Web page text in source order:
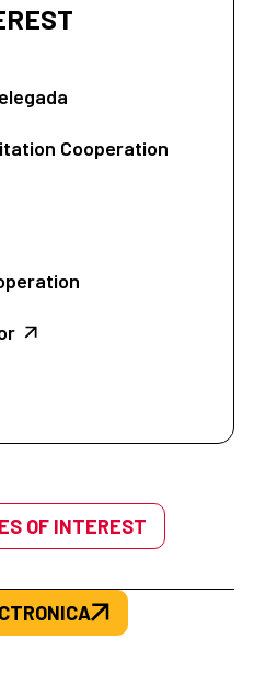
Cooperation
OF INTEREST